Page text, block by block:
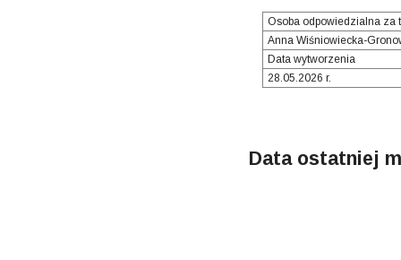
Osoba odpowiedzialna za
Anna Wiśniowiecka-
Data wytworzenia
28.05.2026 r.
Data ostatniej